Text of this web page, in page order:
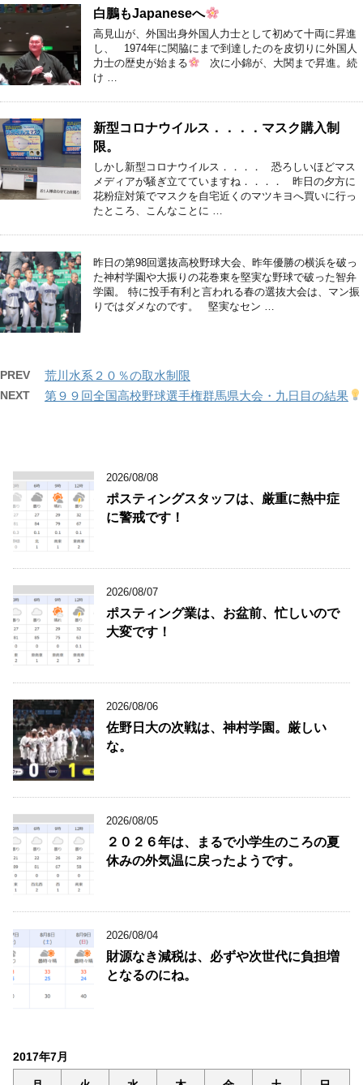
白鵬もJapaneseへ
高見山が、外国出身外国人力士として初めて十両に昇進
し、 1974年に関脇にまで到達したのを皮切りに外国人
力士の歴史が始まる
次に小錦が、大関まで昇進。続
け …
新型コロナウイルス．．．．マスク購入制
限。
しかし新型コロナウイルス．．．． 恐ろしいほどマス
メディアが騒ぎ立てていますね．．．． 昨日の夕方に
花粉症対策でマスクを自宅近くのマツキヨへ買いに行っ
たところ、こんなことに …
昨日の第98回選抜高校野球大会、昨年優勝の横浜を破っ
た神村学園や大振りの花巻東を堅実な野球で破った智弁
学園。 特に投手有利と言われる春の選抜大会は、マン振
りではダメなのです。 堅実なセン …
PREV 荒川水系２０％の取水制限
NEXT 第９９回全国高校野球選手権群馬県大会・九日目の結果
2026/08/08
ポスティングスタッフは、厳重に熱中症
に警戒です！
2026/08/07
ポスティング業は、お盆前、忙しいので
大変です！
2026/08/06
佐野日大の次戦は、神村学園。厳しい
な。
2026/08/05
２０２６年は、まるで小学生のころの夏
休みの外気温に戻ったようです。
2026/08/04
財源なき減税は、必ずや次世代に負担増
となるのにね。
2017年7月